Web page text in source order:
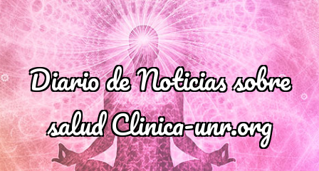
Diario de Noticias sobre
salud Clinica-unr.org